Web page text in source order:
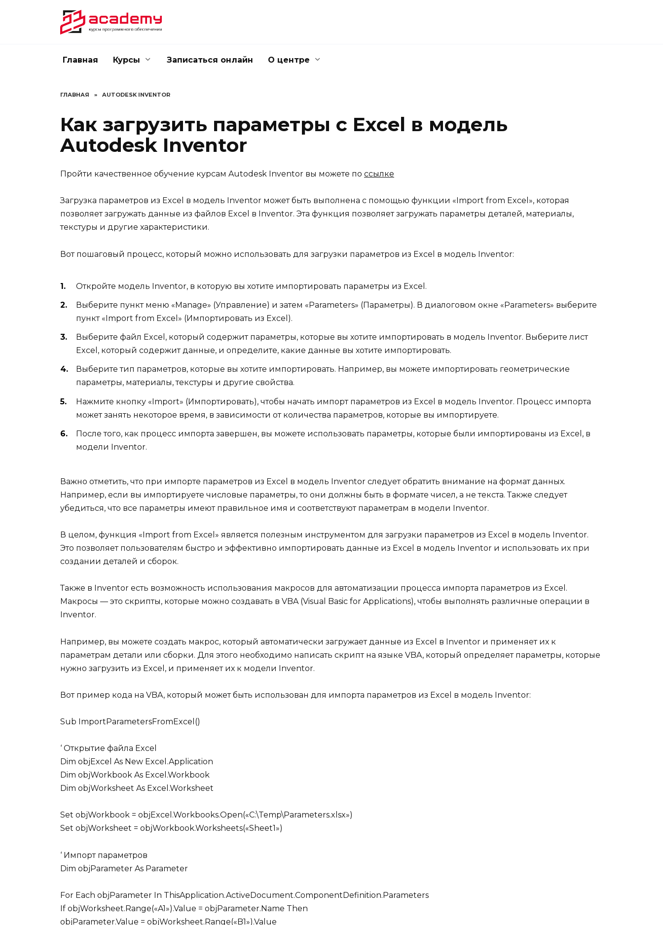
Главная Курсы Записаться онлайн О центре
ГЛАВНАЯ » AUTODESK INVENTOR
Как загрузить параметры с Excel в модель
Autodesk Inventor
Пройти качественное обучение курсам Autodesk Inventor вы можете по ссылке
Загрузка параметров из Excel в модель Inventor может быть выполнена с помощью функции «Import from Excel», которая
позволяет загружать данные из файлов Excel в Inventor. Эта функция позволяет загружать параметры деталей, материалы,
текстуры и другие характеристики.
Вот пошаговый процесс, который можно использовать для загрузки параметров из Excel в модель Inventor:
Откройте модель Inventor, в которую вы хотите импортировать параметры из Excel.
Выберите пункт меню «Manage» (Управление) и затем «Parameters» (Параметры). В диалоговом окне «Parameters» выберите
пункт «Import from Excel» (Импортировать из Excel).
Выберите файл Excel, который содержит параметры, которые вы хотите импортировать в модель Inventor. Выберите лист
Excel, который содержит данные, и определите, какие данные вы хотите импортировать.
Выберите тип параметров, которые вы хотите импортировать. Например, вы можете импортировать геометрические
параметры, материалы, текстуры и другие свойства.
Нажмите кнопку «Import» (Импортировать), чтобы начать импорт параметров из Excel в модель Inventor. Процесс импорта
может занять некоторое время, в зависимости от количества параметров, которые вы импортируете.
После того, как процесс импорта завершен, вы можете использовать параметры, которые были импортированы из Excel, в
модели Inventor.
Важно отметить, что при импорте параметров из Excel в модель Inventor следует обратить внимание на формат данных.
Например, если вы импортируете числовые параметры, то они должны быть в формате чисел, а не текста. Также следует
убедиться, что все параметры имеют правильное имя и соответствуют параметрам в модели Inventor.
В целом, функция «Import from Excel» является полезным инструментом для загрузки параметров из Excel в модель Inventor.
Это позволяет пользователям быстро и эффективно импортировать данные из Excel в модель Inventor и использовать их при
создании деталей и сборок.
Также в Inventor есть возможность использования макросов для автоматизации процесса импорта параметров из Excel.
Макросы — это скрипты, которые можно создавать в VBA (Visual Basic for Applications), чтобы выполнять различные операции в
Inventor.
Например, вы можете создать макрос, который автоматически загружает данные из Excel в Inventor и применяет их к
параметрам детали или сборки. Для этого необходимо написать скрипт на языке VBA, который определяет параметры, которые
нужно загрузить из Excel, и применяет их к модели Inventor.
Вот пример кода на VBA, который может быть использован для импорта параметров из Excel в модель Inventor:
Sub ImportParametersFromExcel()
‘ Открытие файла Excel
Dim objExcel As New Excel.Application
Dim objWorkbook As Excel.Workbook
Dim objWorksheet As Excel.Worksheet
Set objWorkbook = objExcel.Workbooks.Open(«C:\Temp\Parameters.xlsx»)
Set objWorksheet = objWorkbook.Worksheets(«Sheet1»)
‘ Импорт параметров
Dim objParameter As Parameter
For Each objParameter In ThisApplication.ActiveDocument.ComponentDefinition.Parameters
If objWorksheet.Range(«A1»).Value = objParameter.Name Then
objParameter.Value = objWorksheet.Range(«B1»).Value